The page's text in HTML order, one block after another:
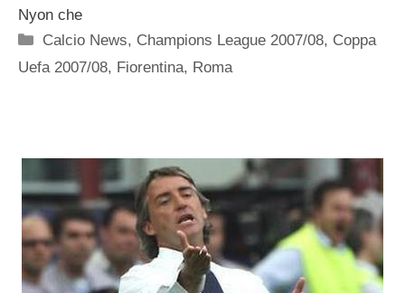
Nyon che
Categorie
Calcio News, Champions League 2007/08, Coppa
Uefa 2007/08, Fiorentina, Roma